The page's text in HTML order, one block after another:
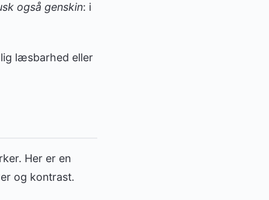
også genskin: i
læsbarhed eller
Her er en
og kontrast.